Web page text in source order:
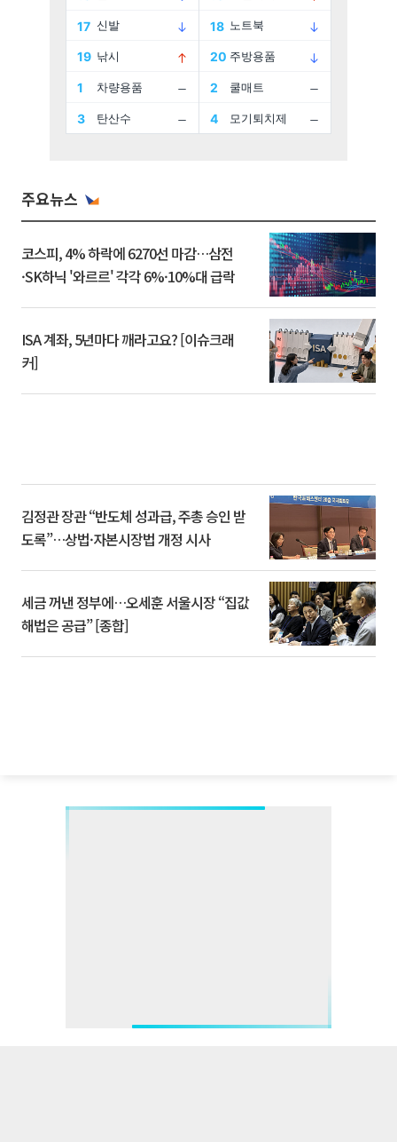
주요뉴스
코스피, 4% 하락에 6270선 마감…삼전
·SK하닉 '와르르' 각각 6%·10%대 급락
ISA 계좌, 5년마다 깨라고요? [이슈크래
커]
김정관 장관 “반도체 성과급, 주총 승인 받
도록”…상법·자본시장법 개정 시사
세금 꺼낸 정부에…오세훈 서울시장 “집값
해법은 공급” [종합]